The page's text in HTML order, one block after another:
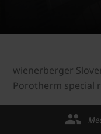
wienerberger
Porotherm special